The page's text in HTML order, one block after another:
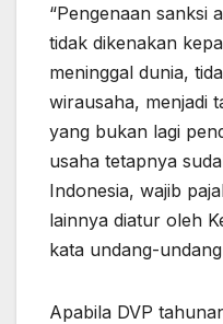
“Pengenaan sanksi
tidak dikenakan
meninggal dunia,
wirausaha, menjadi
yang bukan lagi
usaha tetapnya
Indonesia, wajib
lainnya diatur oleh
kata undang-
Apabila DVP